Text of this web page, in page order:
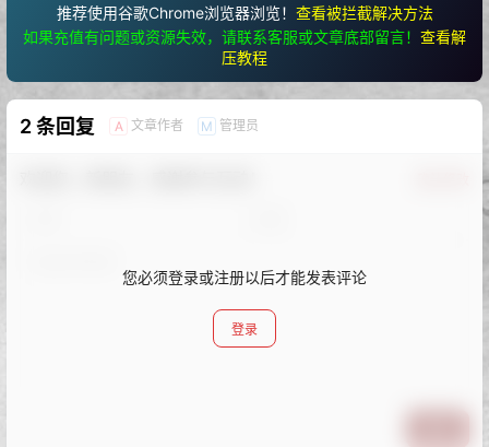
推荐使用谷歌Chrome浏览器浏览！ 查看被拦截解决方法
如果充值有问题或资源失效，请联系客服或文章底部留言！ 查看解
压教程
2 条回复 A 文章作者 M 管理员
您必须登录或注册以后才能发表评论
登录